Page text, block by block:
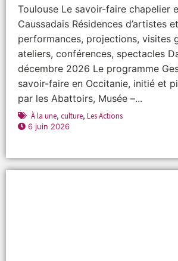
Toulouse Le savoir-faire chapelier
Caussadais Résidences d’artistes
performances, projections, visites
ateliers, conférences, spectacles
décembre 2026 Le programme
savoir-faire en Occitanie, initié et
par les Abattoirs, Musée –...
À la une, culture, Les Actions
6 juin 2026